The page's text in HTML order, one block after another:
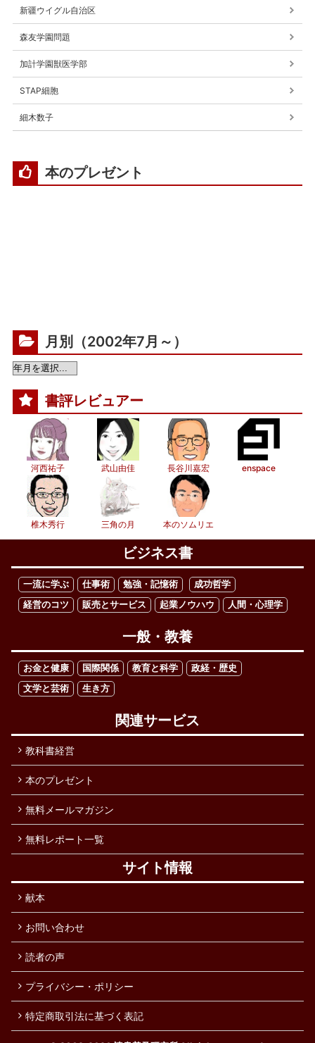
新疆ウイグル自治区
森友学園問題
加計学園獣医学部
STAP細胞
細木数子
本のプレゼント
月別（2002年7月～）
書評レビュアー
河西祐子 武山由佳 長谷川嘉宏 enspace
椎木秀行 三角の月 本のソムリエ
ビジネス書
一流に学ぶ 仕事術 勉強・記憶術
成功哲学
経営のコツ
販売とサービス 起業ノウハウ 人間・心理学
一般・教養
お金と健康 国際関係 教育と科学
政経・歴史
文学と芸術
生き方
関連サービス
教科書経営
本のプレゼント
無料メールマガジン
無料レポート一覧
サイト情報
献本
お問い合わせ
読者の声
プライバシー・ポリシー
特定商取引法に基づく表記